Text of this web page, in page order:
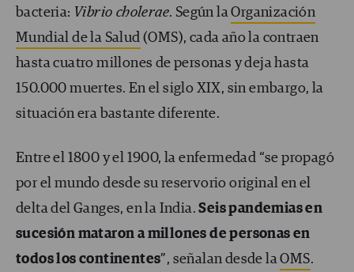
bacteria: Vibrio cholerae. Según laOrganización
Mundial de la Salud (OMS), cada año la contraen
hasta cuatro millones de personas y deja hasta
150.000 muertes. En el siglo XIX, sin embargo, la
situación era bastante diferente.
Entre el 1800 y el 1900, la enfermedad “se propagó
por el mundo desde su reservorio original en el
delta del Ganges, en la India.Seis pandemias en
sucesión mataron a millones de personas en
todos los continentes”, señalan desde laOMS.